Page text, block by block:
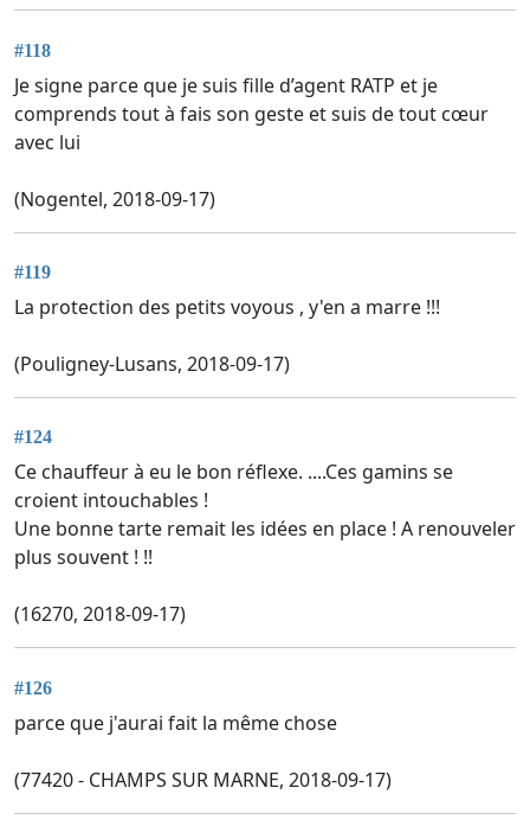
#118
Je signe parce que je suis fille d’agent RATP et je
comprends tout à fais son geste et suis de tout cœur
avec lui
(Nogentel, 2018-09-17)
#119
La protection des petits voyous , y'en a marre !!!
(Pouligney-Lusans, 2018-09-17)
#124
Ce chauffeur à eu le bon réflexe. ....Ces gamins se
croient intouchables !
Une bonne tarte remait les idées en place ! A renouveler
plus souvent ! !!
(16270, 2018-09-17)
#126
parce que j'aurai fait la même chose
(77420 - CHAMPS SUR MARNE, 2018-09-17)